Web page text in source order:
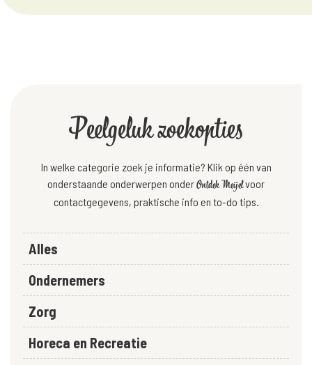
Peelgeluk zoekopties
In welke categorie zoek je informatie? Klik op één van
onderstaande onderwerpen onderOntdek Meijelvoor
contactgegevens, praktische info en to-do tips.
Filter_Thema
Alles
Ondernemers
Zorg
Horeca en Recreatie